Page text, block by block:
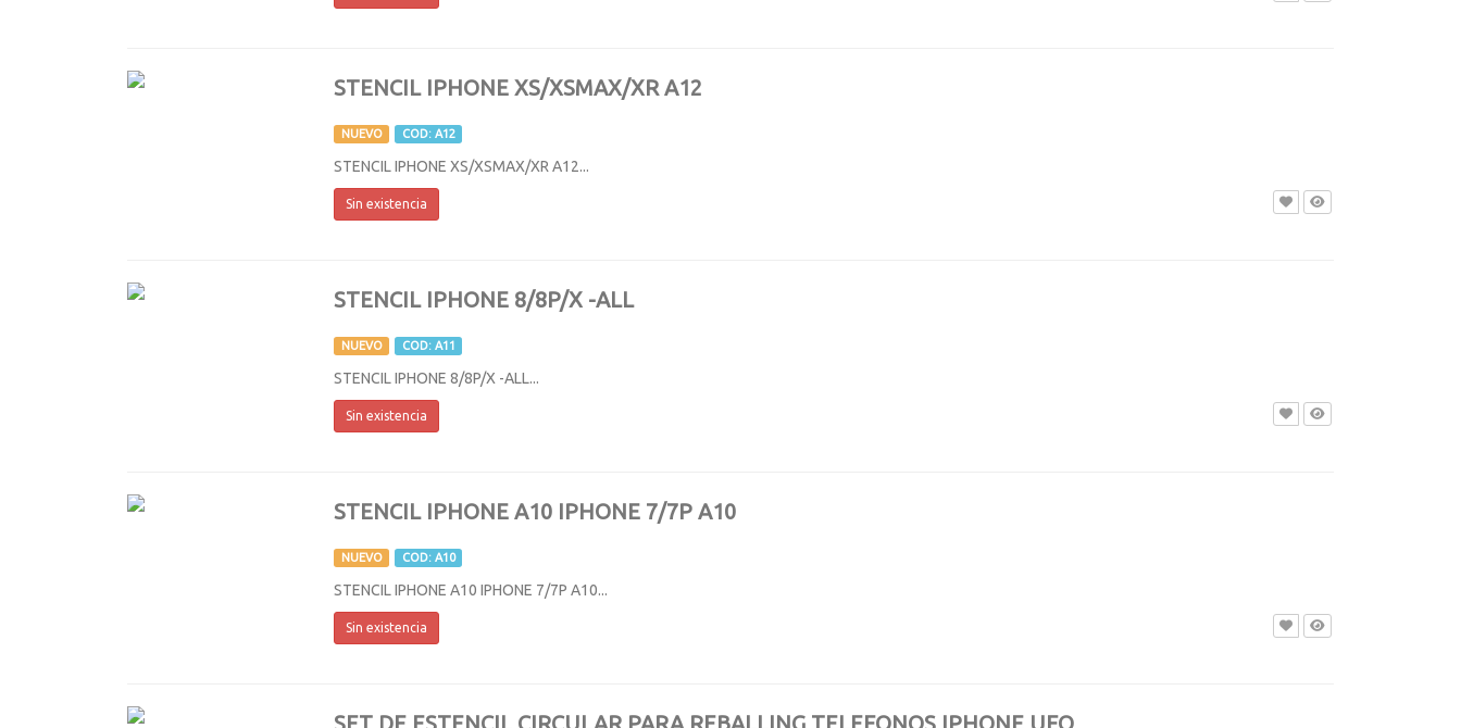
STENCIL IPHONE XS/XSMAX/XR A12
NUEVO COD: A12
STENCIL IPHONE XS/XSMAX/XR A12...
Sin existencia
STENCIL IPHONE 8/8P/X -ALL
NUEVO COD: A11
STENCIL IPHONE 8/8P/X -ALL...
Sin existencia
STENCIL IPHONE A10 IPHONE 7/7P A10
NUEVO COD: A10
STENCIL IPHONE A10 IPHONE 7/7P A10...
Sin existencia